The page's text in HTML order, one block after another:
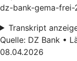
dz-bank-gema-frei-
Transkript
Quelle: DZ Bank •
08.04.2026